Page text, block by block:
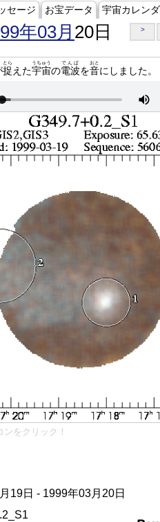
セージ お宝データ 宇宙カレン
年03月 20日 >
捉
とら
えた宇宙
うちゅう
の電波
でんぱ
を音
おと
にしました。
をクリック！
19日 - 1999年03月20日